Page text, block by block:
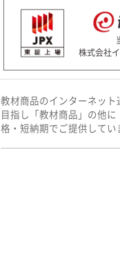
株式会社
教材商品のインターネッ
目指し「教材商品」の他
格・短納期でご提供してい